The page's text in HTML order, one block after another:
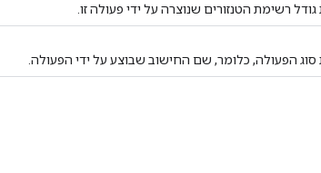
רשימת הטנזורים שנוצרה על ידי פעולה זו.
הפעולה, כלומר, שם החישוב שבוצע על ידי הפעולה.